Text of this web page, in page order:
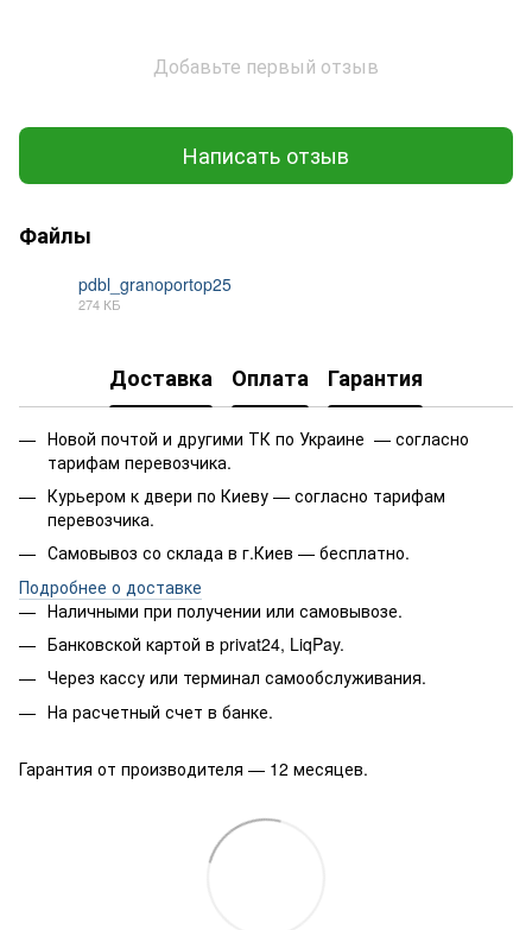
Добавьте первый отзыв
Написать отзыв
Файлы
pdbl_granoportop25
274 КБ
Доставка Оплата Гарантия
Новой почтой и другими ТК по Украине — согласно
тарифам перевозчика.
Курьером к двери по Киеву — согласно тарифам
перевозчика.
Самовывоз со склада в г.Киев — бесплатно.
Подробнее о доставке
Наличными при получении или самовывозе.
Банковской картой в privat24, LiqPay.
Через кассу или терминал самообслуживания.
На расчетный счет в банке.
Гарантия от производителя — 12 месяцев.